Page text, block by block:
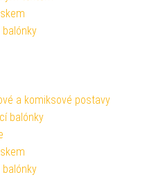
a komiksové postavy
balónky